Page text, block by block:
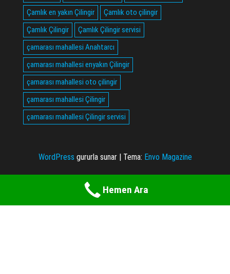
Çamlık en yakın Çilingir
Çamlık oto çilingir
Çamlık Çilingir
Çamlık Çilingir servisi
çamarası mahallesi Anahtarcı
çamarası mahallesi enyakın Çilingir
çamarası mahallesi oto çilingir
çamarası mahallesi Çilingir
çamarası mahallesi Çilingir servisi
WordPress gururla sunar | Tema: Envo Magazine
Hemen Ara